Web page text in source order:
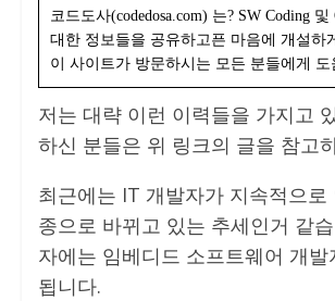
코드도사(codedosa.com) 는? SW Coding 및
대한 정보들을 공유하고픈 마음에 개설하
이 사이트가 방문하시는 모든 분들에게 도
저는 대략 이런 이력들을 가지고
하신 분들은 위 링크의 글을 참고
최근에는 IT 개발자가 지속적으로
종으로 바뀌고 있는 추세인거 같
자에는 임베디드 소프트웨어 개발
됩니다.